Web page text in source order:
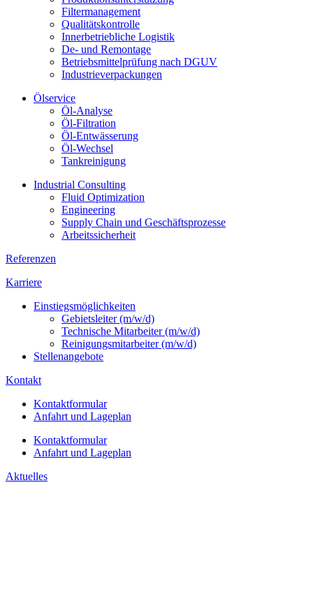
Filtermanagement
Qualitätskontrolle
Innerbetriebliche Logistik
De- und Remontage
Betriebsmittelprüfung nach DGUV
Industrieverpackungen
Ölservice
Öl-Analyse
Öl-Filtration
Öl-Entwässerung
Öl-Wechsel
Tankreinigung
Industrial Consulting
Fluid Optimization
Engineering
Supply Chain und Geschäftsprozesse
Arbeitssicherheit
Referenzen
Karriere
Einstiegsmöglichkeiten
Gebietsleiter (m/w/d)
Technische Mitarbeiter (m/w/d)
Reinigungsmitarbeiter (m/w/d)
Stellenangebote
Kontakt
Kontaktformular
Anfahrt und Lageplan
Kontaktformular
Anfahrt und Lageplan
Aktuelles